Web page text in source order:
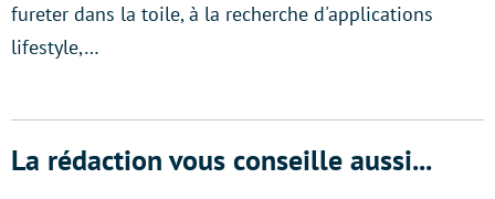
fureter dans la toile, à la recherche d'applications
lifestyle,…
La rédaction vous conseille aussi...